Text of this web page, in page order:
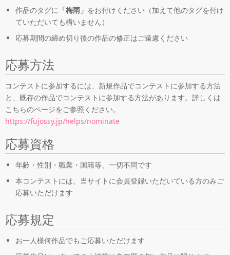
作品のタグに 「梅雨」 をお付けください（加えて他のタグを付け
ていただいても構いません）
応募期間の締め切り後の作品の修正はご遠慮ください
応募方法
コンテストに参加するには、新規作品でコンテストに参加する方法
と、既存の作品でコンテストに参加する方法があります。詳しくは
こちらのページをご参照ください。
https://fujossy.jp/helps/nominate
応募資格
年齢・性別・職業・国籍等、一切不問です
本コンテストには、当サイトに会員登録いただいている方のみご
応募いただけます
応募規定
お一人様何作品でもご応募いただけます